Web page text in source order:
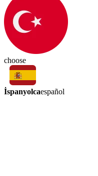
choose
İspanyolcaespañol